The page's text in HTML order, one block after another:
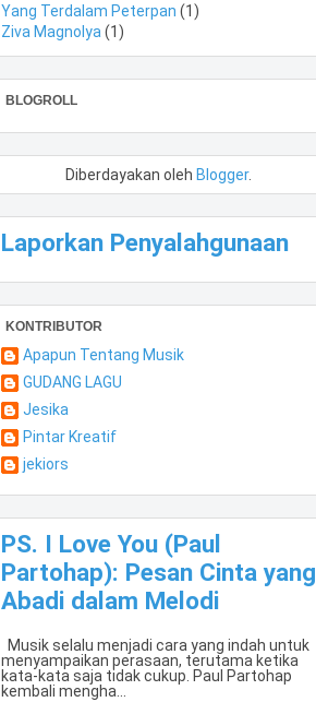
Yang Terdalam Peterpan (1)
Ziva Magnolya (1)
BLOGROLL
Diberdayakan oleh Blogger.
Laporkan Penyalahgunaan
KONTRIBUTOR
Apapun Tentang Musik
GUDANG LAGU
Jesika
Pintar Kreatif
jekiors
PS. I Love You (Paul
Partohap): Pesan Cinta yang
Abadi dalam Melodi
Musik selalu menjadi cara yang indah untuk
menyampaikan perasaan, terutama ketika
kata-kata saja tidak cukup. Paul Partohap
kembali mengha...